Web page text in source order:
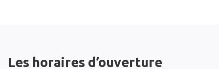
Les horaires d’ouverture